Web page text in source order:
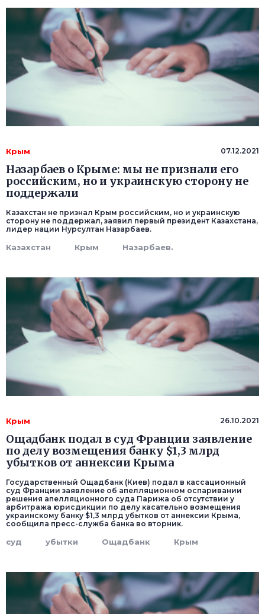
Крым 07.12.2021
Назарбаев о Крыме: мы не признали его
российским, но и украинскую сторону не
поддержали
Казахстан не признал Крым российским, но и украинскую
сторону не поддержал, заявил первый президент Казахстана,
лидер нации Нурсултан Назарбаев.
Казахстан Крым Назарбаев.
Крым 26.10.2021
Ощадбанк подал в суд Франции заявление
по делу возмещения банку $1,3 млрд
убытков от аннексии Крыма
Государственный Ощадбанк (Киев) подал в кассационный
суд Франции заявление об апелляционном оспаривании
решения апелляционного суда Парижа об отсутствии у
арбитража юрисдикции по делу касательно возмещения
украинскому банку $1,3 млрд убытков от аннексии Крыма,
сообщила пресс-служба банка во вторник.
суд убытки Ощадбанк Крым